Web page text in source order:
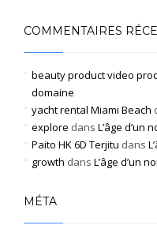
COMMENTAIRES
beauty product video
domaine
yacht rental Miami Beach
explore dans L’âge d’un
Paito HK 6D Terjitu dans
growth dans L’âge d’un
MÉTA